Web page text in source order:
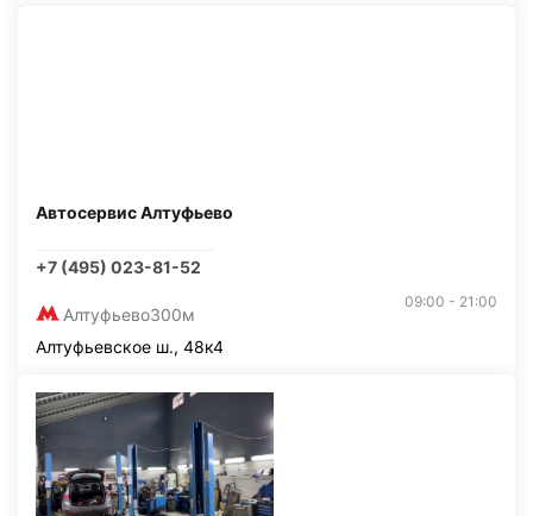
Автосервис Алтуфьево
+7 (495) 023-81-52
Алтуфьево300м
09:00 - 21:00
Алтуфьевское ш., 48к4